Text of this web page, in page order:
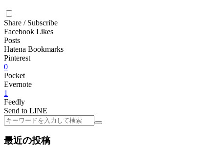
Share / Subscribe
Facebook Likes
Posts
Hatena Bookmarks
Pinterest
0
Pocket
Evernote
1
Feedly
Send to LINE
検
最近の投稿